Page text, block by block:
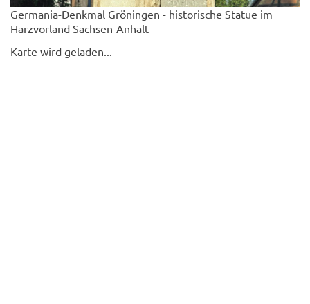
Germania-Denkmal Gröningen - historische Statue im
Harzvorland Sachsen-Anhalt
Karte wird geladen...